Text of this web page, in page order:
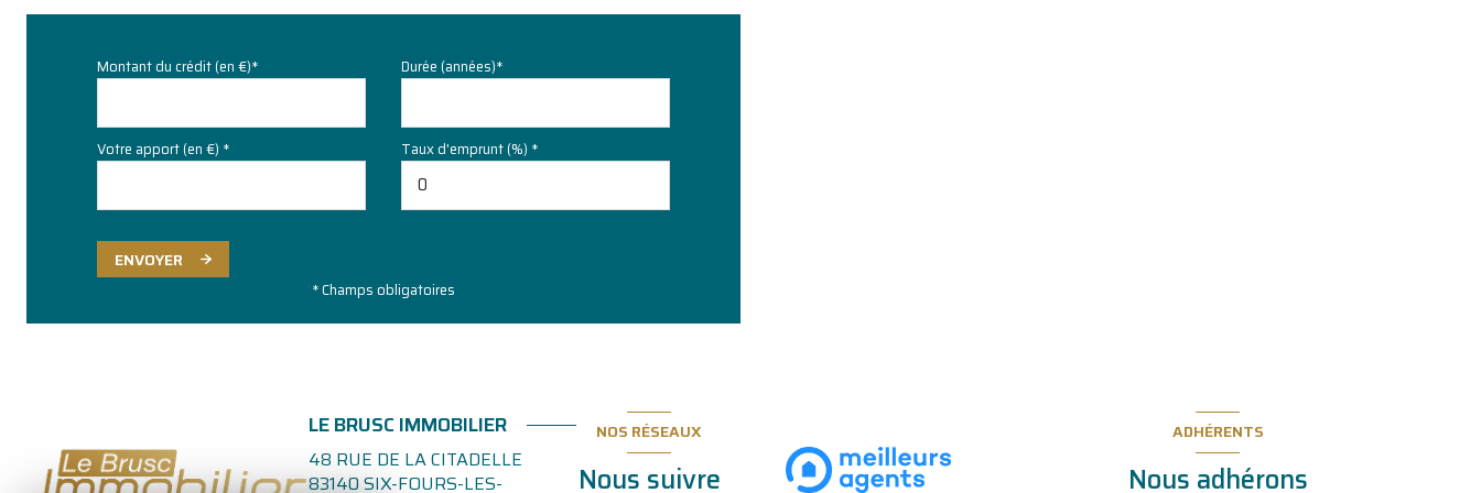
Montant du crédit (en €)* Durée (années)*
Votre apport (en €) * Taux d'emprunt (%) *
ENVOYER
* Champs obligatoires
LE BRUSC IMMOBILIER
48 RUE DE LA CITADELLE
83140 SIX-FOURS-LES-
NOS RÉSEAUX
Nous suivre
ADHÉRENTS
Nous adhérons